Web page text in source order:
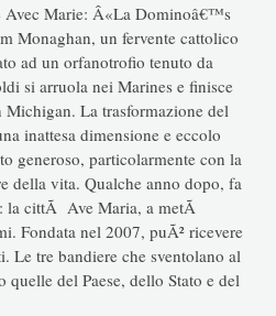
Avec Marie: Â«La Dominoâ€™s
Monaghan, un fervente cattolico
ad un orfanotrofio tenuto da
si arruola nei Marines e finisce
La trasformazione del
inattesa dimensione e eccolo
generoso, particolarmente con la
della vita. Qualche anno dopo, fa
la cittÃ Ave Maria, a metÃ
Fondata nel 2007, puÃ² ricevere
Le tre bandiere che sventolano al
del Paese, dello Stato e del